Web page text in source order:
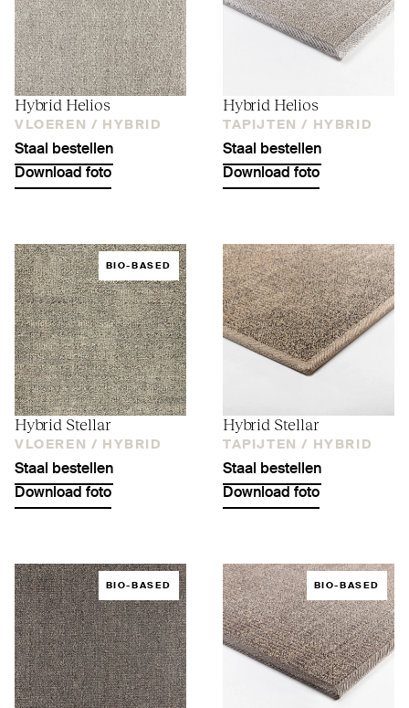
Hybrid Helios
VLOEREN / HYBRID
Staal bestellen
Download foto
Hybrid Helios
TAPIJTEN / HYBRID
Staal bestellen
Download foto
BIO-BASED
Hybrid Stellar
VLOEREN / HYBRID
Staal bestellen
Download foto
Hybrid Stellar
TAPIJTEN / HYBRID
Staal bestellen
Download foto
BIO-BASED BIO-BASED